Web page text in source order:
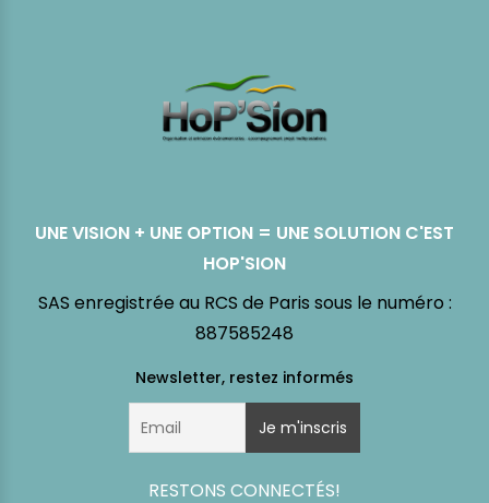
UNE VISION + UNE OPTION = UNE SOLUTION C'EST
HOP'SION
SAS enregistrée au RCS de Paris sous le numéro :
887585248
RESTONS CONNECTÉS!